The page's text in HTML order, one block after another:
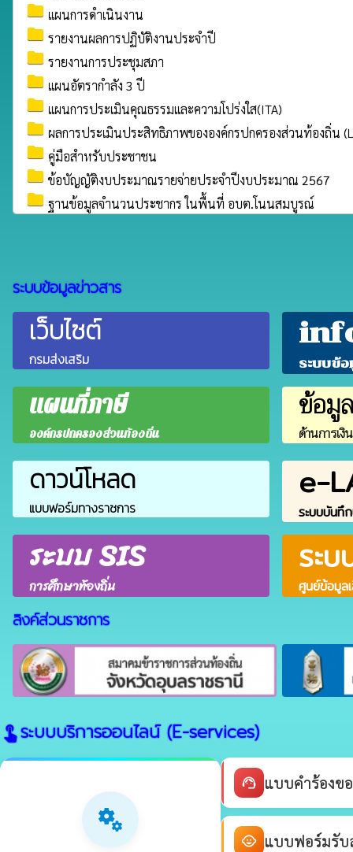
folder แผนการดำเนินงาน
folder รายงานผลการปฏิบัติงานประจำปี
folder รายงานการประชุมสภา
folder แผนอัตรากำลัง 3 ปี
folder แผนการประเมินคุณธรรมและความโปร่งใส(ITA)
folder ผลการประเมินประสิทธิภาพขององค์กรปกครองส่วนท้องถิ่น
folder คู่มือสำหรับประชาชน
folder ข้อบัญญัติงบประมาณรายจ่ายประจำปีงบประมาณ 2567
folder ฐานข้อมูลจำนวนประชากร ในพื้นที่ อบต.โนนสมบูรณ์
ระบบข้อมูลข่าวสาร
เว็บไซต์
กรมส่งเสริม ระบบข้
แผนที่ภาษี
องค์กรปกครองส่วนท้องถิ่น
ข้อมูล
ด้านการเ
ดาวน์โหลด
แบบฟอร์มทางราชการ
e-
ระบบบัน
ระบบ SIS
การศึกษาท้องถิ่น
ระบ
ศูนย์ข้อมูล
ลิงค์ส่วนราชการ
touch_appระบบบริการออนไลน์ (E-services)
miscellaneous_services
support_agent แบบคำร้องข
child_care แบบฟอร์มรับ